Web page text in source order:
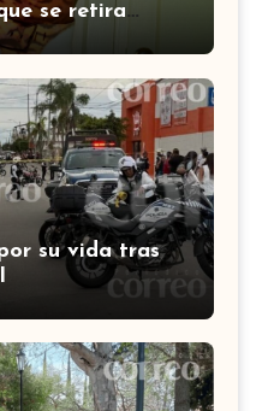
se retira
salud
su vida tras